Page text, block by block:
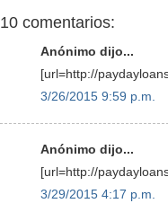
10 comentarios:
Anónimo dijo...
[url=http://
3/26/2015 9:59 p.m.
Anónimo dijo...
[url=http://
3/29/2015 4:17 p.m.